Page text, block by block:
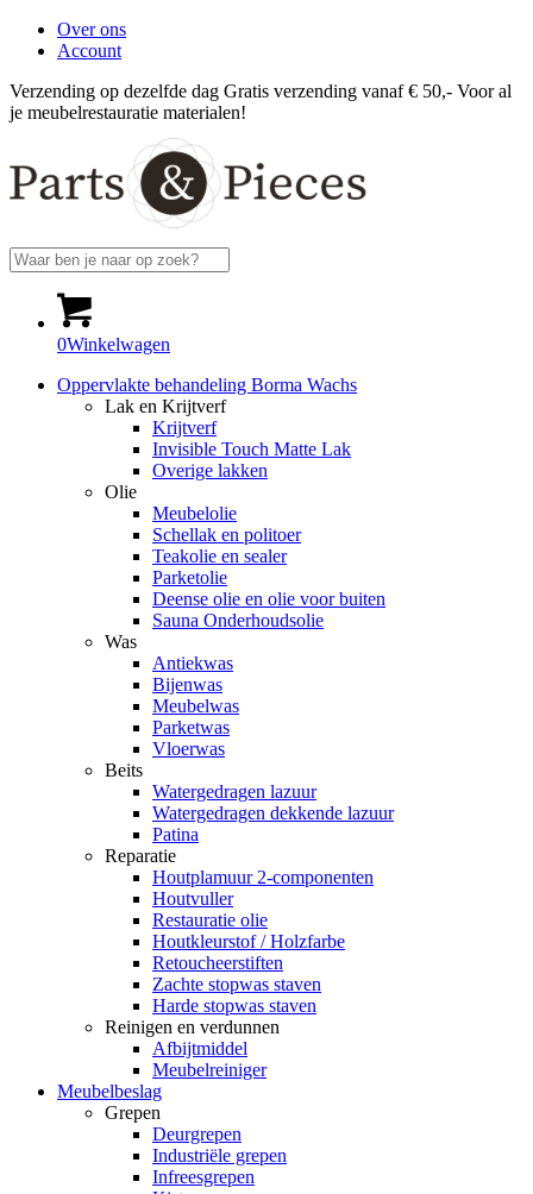
Over ons
Account
Verzending op dezelfde dag Gratis verzending vanaf € 50,- Voor al
je meubelrestauratie materialen!
0Winkelwagen
Oppervlakte behandeling Borma Wachs
Lak en Krijtverf
Krijtverf
Invisible Touch Matte Lak
Overige lakken
Olie
Meubelolie
Schellak en politoer
Teakolie en sealer
Parketolie
Deense olie en olie voor buiten
Sauna Onderhoudsolie
Was
Antiekwas
Bijenwas
Meubelwas
Parketwas
Vloerwas
Beits
Watergedragen lazuur
Watergedragen dekkende lazuur
Patina
Reparatie
Houtplamuur 2-componenten
Houtvuller
Restauratie olie
Houtkleurstof / Holzfarbe
Retoucheerstiften
Zachte stopwas staven
Harde stopwas staven
Reinigen en verdunnen
Afbijtmiddel
Meubelreiniger
Meubelbeslag
Grepen
Deurgrepen
Industriële grepen
Infreesgrepen